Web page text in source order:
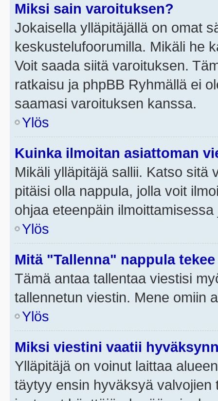
Miksi sain varoituksen?
Jokaisella ylläpitäjällä on omat
keskustelufoorumilla. Mikäli he
Voit saada siitä varoituksen.
ratkaisu ja phpBB Ryhmällä ei
saamasi varoituksen kanssa.
Ylös
Kuinka ilmoitan asiattoman
Mikäli ylläpitäjä sallii. Katso sitä
pitäisi olla nappula, jolla voit
ohjaa eteenpäin
Ylös
Mitä "Tallenna" nappula
Tämä antaa tallentaa viestisi
tallennetun viestin. Mene omiin
Ylös
Miksi viestini vaatii
Ylläpitäjä on voinut laittaa
täytyy ensin hyväksyä